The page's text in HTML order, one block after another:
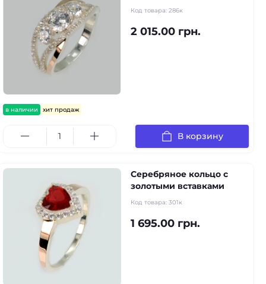
в наличии хит продаж
Код товара: 286к
2 015.00 грн.
В корзину
Серебряное кольцо с
золотыми вставками
Код товара: 301к
1 695.00 грн.